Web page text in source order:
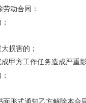
动合同：
损害的；
甲方工作任务造成严
；